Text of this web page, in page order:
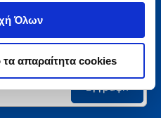
Όλων
απαραίτητα cookies
Πολιτείας
και μάθετε πρώτοι όλα τα
και τις εκδηλώσεις μας.
Εγγραφή